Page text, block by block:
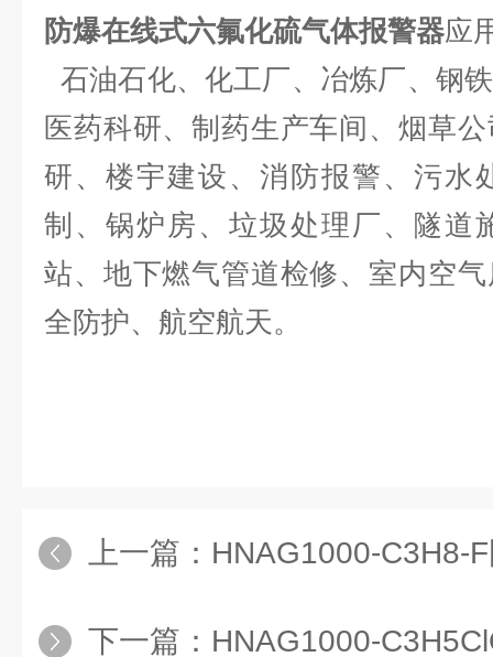
防爆在线式六氟化硫气体报警器应
石油石化、化工厂、冶炼厂、钢
医药科研、制药生产车间、烟草
研、楼宇建设、消防报警、污水
制、锅炉房、垃圾处理厂、隧道
站、地下燃气管道检修、室内空
全防护、航空航天。
上一篇： HNAG1000-C3H8-F
下一篇： HNAG1000-C3H5ClO-F在